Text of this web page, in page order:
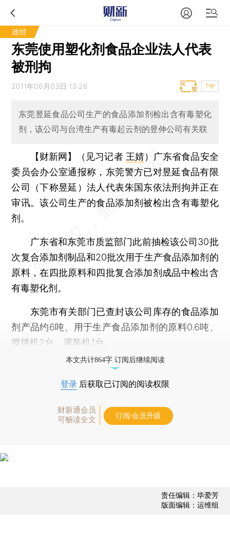
政经
东莞使用塑化剂食品企业法人代表
被刑拘
2011年06月03日 13:26 T中
东莞昱延食品公司生产的食品添加剂检出含有毒塑化
剂，该公司与台湾生产有毒起云剂的昱伸公司有关联
【财新网】（见习记者 王婧） 广东省食品安全
委员会办公室通报称，东莞警方已对昱延食品有限
公司（下称昱延）法人代表朱国东依法刑拘并正在
审讯。该公司生产的食品添加剂被检出含有毒塑化
剂。
广东省和东莞市质监部门此前抽检该公司30批
次复合添加剂制品和20批次用于生产食品添加剂的
原料，在四批原料和四批复合添加剂成品中检出含
有毒塑化剂。
东莞市有关部门已查封该公司库存的食品添加
剂产品约6吨、用于生产食品添加剂的原料0.6吨、
搅拌机2台、灌装机1台。
本文共计864字 订阅后继续阅读
登录 后获取已订阅的阅读权限
财新通会员
可畅读全文
订阅/会员升级
责任编辑：毕爱芳
版面编辑：运维组